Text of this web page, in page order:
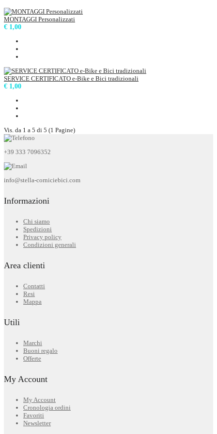
MONTAGGI Personalizzati
€ 1,00
SERVICE CERTIFICATO e-Bike e Bici tradizionali
€ 1,00
Vis. da 1 a 5 di 5 (1 Pagine)
+39 333 7096352
info@stella-corniciebici.com
Informazioni
Chi siamo
Spedizioni
Privacy policy
Condizioni generali
Area clienti
Contatti
Resi
Mappa
Utili
Marchi
Buoni regalo
Offerte
My Account
My Account
Cronologia ordini
Favoriti
Newsletter